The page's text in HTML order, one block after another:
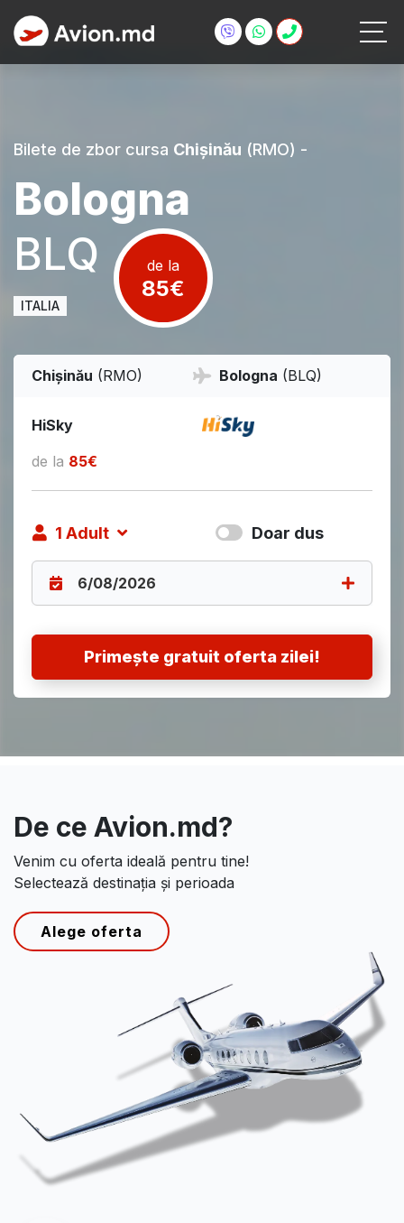
Bilete de zbor cursa Chișinău (RMO) -
Bologna
BLQ
ITALIA
de la
85€
Chișinău (RMO) Bologna (BLQ)
HiSky
de la 85€
1 Adult Doar dus
Primește gratuit oferta zilei!
De ce Avion.md?
Venim cu oferta ideală pentru tine!
Selectează destinația și perioada
Alege oferta